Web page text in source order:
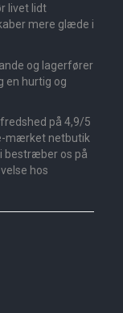
livet lidt
mere glæde i
og lagerfører
en hurtig og
på 4,9/5
mærket netbutik
bestræber os på
hos